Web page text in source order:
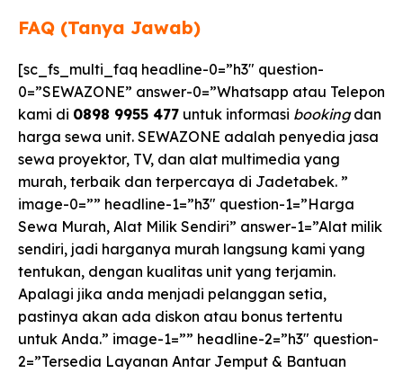
FAQ (Tanya Jawab)
[sc_fs_multi_faq headline-0=”h3″ question-
0=”SEWAZONE” answer-0=”Whatsapp atau Telepon
kami di 0898 9955 477 untuk informasi bookingdan
harga sewa unit. SEWAZONE adalah penyedia jasa
sewa proyektor, TV, dan alat multimedia yang
murah, terbaik dan terpercaya di Jadetabek. ”
image-0=”” headline-1=”h3″ question-1=”Harga
Sewa Murah, Alat Milik Sendiri” answer-1=”Alat milik
sendiri, jadi harganya murah langsung kami yang
tentukan, dengan kualitas unit yang terjamin.
Apalagi jika anda menjadi pelanggan setia,
pastinya akan ada diskon atau bonus tertentu
untuk Anda.” image-1=”” headline-2=”h3″ question-
2=”Tersedia Layanan Antar Jemput & Bantuan